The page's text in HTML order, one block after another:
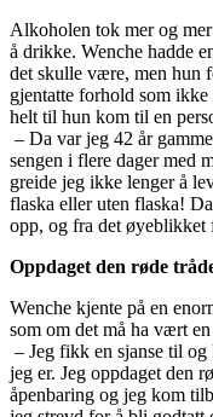
Alkoholen tok mer og
å drikke. Wenche hadde
det skulle være, men hun
gjentatte forhold som
helt til hun kom til en
– Da var jeg 42 år
sengen i flere dager med
greide jeg ikke lenger å
flaska eller uten flaska!
opp, og fra det
Oppdaget den røde
Wenche kjente på en
som om det må ha vært
– Jeg fikk en sjanse til
jeg er. Jeg oppdaget den
åpenbaring og jeg kom